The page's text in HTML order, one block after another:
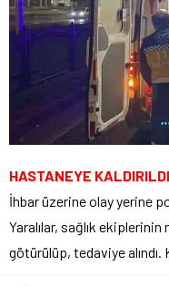
HASTANEYE
İhbar üzerine olay yerine
Yaralılar, sağlık
götürülüp, tedaviye